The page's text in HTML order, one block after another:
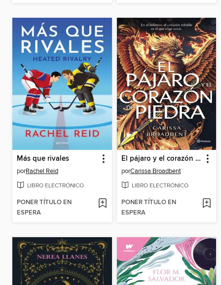
Más que rivales
porRachel Reid
LIBRO ELECTRÓNICO
PONER TÍTULO EN
ESPERA
El pájaro y el corazón de piedra
porCarissa Broadbent
LIBRO ELECTRÓNICO
PONER TÍTULO EN
ESPERA